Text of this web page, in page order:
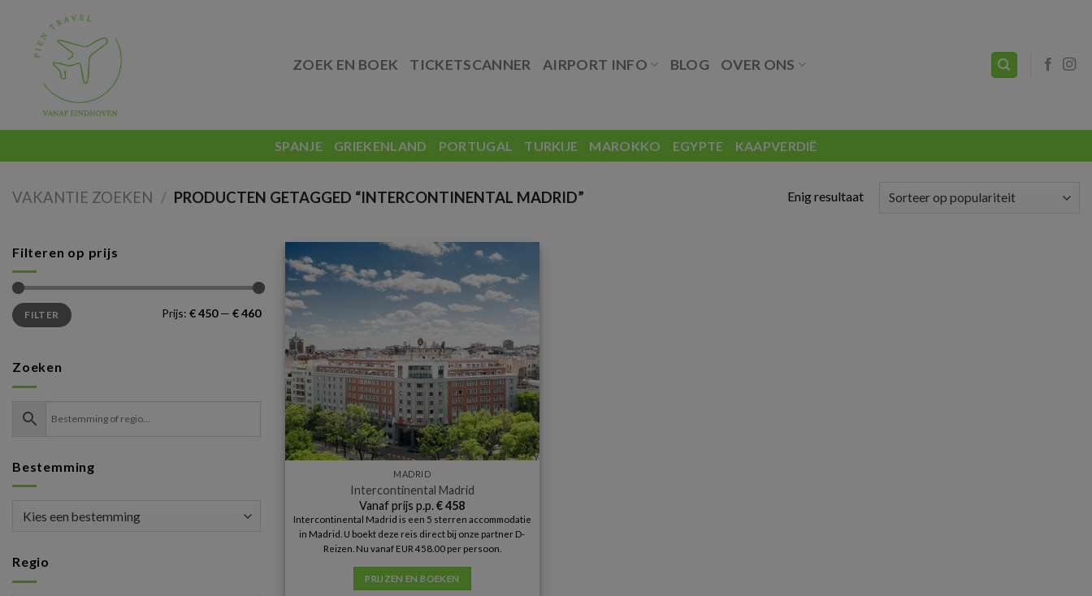
content
ZOEK EN BOEK TICKETSCANNER AIRPORT INFO BLOG OVER ONS
SPANJE GRIEKENLAND PORTUGAL TURKIJE MAROKKO EGYPTE KAAPVERDIË
VAKANTIE ZOEKEN / PRODUCTEN GETAGGED “INTERCONTINENTAL MADRID” Enig resultaat
Filteren op prijs
Min.
prijs
Max.
prijsFILTER Prijs: € 450— € 460
Zoeken
Bestemming
Regio
MADRID
Intercontinental Madrid
Vanaf prijs p.p.€458
Intercontinental Madrid is een 5 sterren accommodatie
in Madrid. U boekt deze reis direct bij onze partner D-
Reizen. Nu vanaf EUR 458.00 per persoon.
PRIJZEN EN BOEKEN